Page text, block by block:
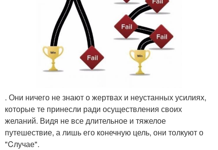
. Они ничего не знают о жертвах и неустанных усилиях,
которые те принесли ради осуществления своих
желаний. Видя не все длительное и тяжелое
путешествие, а лишь его конечную цель, они толкуют о
"Cлучае".